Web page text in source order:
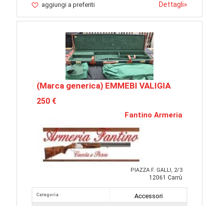
aggiungi a preferiti Dettagli»
(Marca generica) EMMEBI VALIGIA
250 €
Fantino Armeria
PIAZZA F. GALLI, 2/3
12061 Carrù
Categoria
Accessori